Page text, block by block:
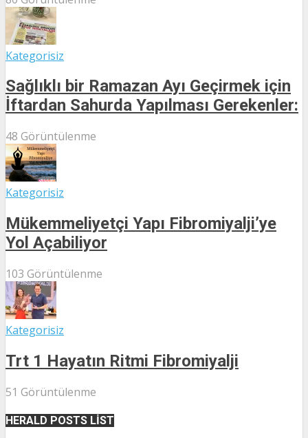
Kategorisiz
Sağlıklı bir Ramazan Ayı Geçirmek için
İftardan Sahurda Yapılması Gerekenler:
48 Görüntülenme
Kategorisiz
Mükemmeliyetçi Yapı Fibromiyalji’ye
Yol Açabiliyor
103 Görüntülenme
Kategorisiz
Trt 1 Hayatın Ritmi Fibromiyalji
51 Görüntülenme
HERALD POSTS LIST